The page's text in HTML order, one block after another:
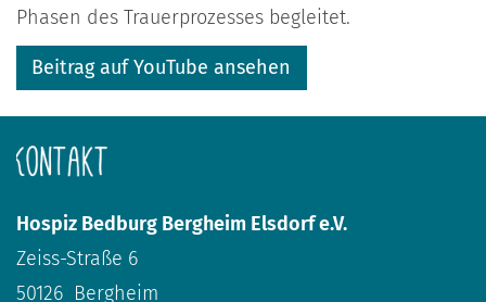
Phasen des Trauerprozesses begleitet.
Beitrag auf YouTube ansehen
Hospiz Bedburg Bergheim Elsdorf e.V.
Zeiss-Straße 6
50126 Bergheim